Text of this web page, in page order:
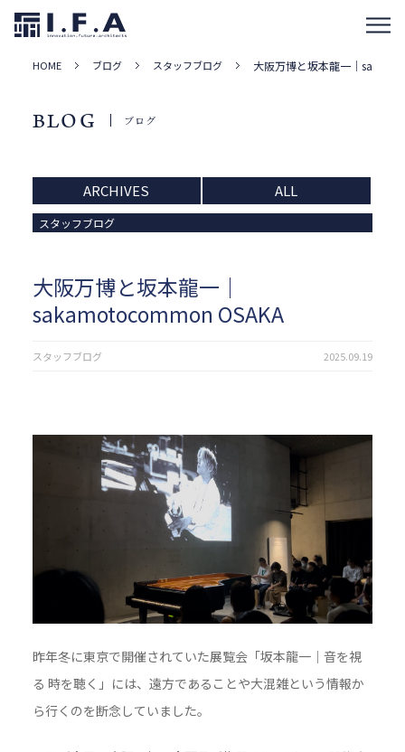
HOME ブログ スタッフブログ 大阪万博と坂本龍一｜
BLOG ブログ
ARCHIVES ALL
スタッフブログ
大阪万博と坂本龍一｜
sakamotocommon OSAKA
スタッフブログ 2025.09.19
昨年冬に東京で開催されていた展覧会「坂本龍一｜音を視
る 時を聴く」には、遠方であることや大混雑という情報か
ら行くのを断念していました。